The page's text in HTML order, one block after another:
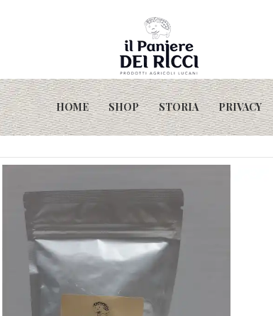
HOME SHOP STORIA PRIVACY